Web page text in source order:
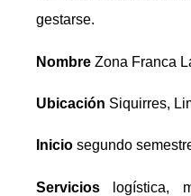
gestarse.
Nombre Zona Franca
Ubicación Siquirres,
Inicio segundo
Servicios logística,